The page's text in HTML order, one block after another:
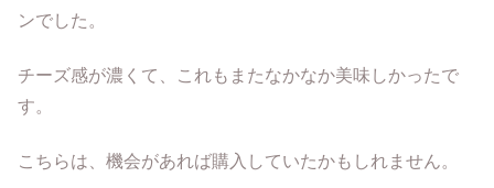
ンでした。
チーズ感が濃くて、これもまたなかなか美味しかったで
す。
こちらは、機会があれば購入していたかもしれません。